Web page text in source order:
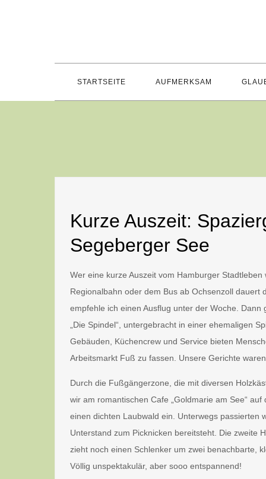
STARTSEITE AUFMERKSAM
Kurze Auszeit:
Segeberger See
Wer eine kurze Auszeit vom Hamburger
Regionalbahn oder dem Bus ab Ochsenzoll dauert
empfehle ich einen Ausflug unter der Woche.
„Die Spindel“, untergebracht in einer ehemaligen
Gebäuden, Küchencrew und Service bieten
Arbeitsmarkt Fuß zu fassen. Unsere Gerichte
Durch die Fußgängerzone, die mit diversen
wir am romantischen Cafe „Goldmarie am See“
einen dichten Laubwald ein. Unterwegs passierten
Unterstand zum Picknicken bereitsteht. Die zweite
zieht noch einen Schlenker um zwei benachbarte,
Völlig unspektakulär, aber sooo entspannend!